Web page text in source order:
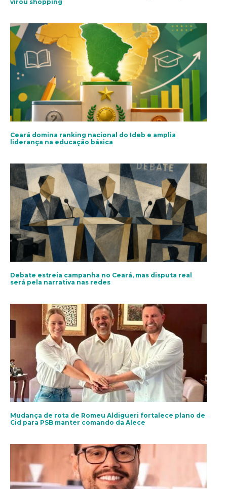
virou shopping
Ceará domina ranking nacional do Ideb e amplia
liderança na educação básica
Debate estreia campanha no Ceará, mas disputa real
será pela narrativa nas redes
Mudança de rota de Romeu Aldigueri fortalece plano de
Cid para PSB manter comando da Alece